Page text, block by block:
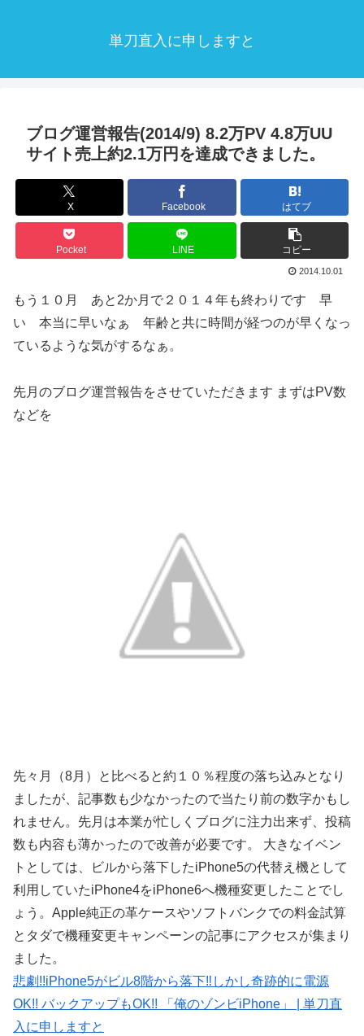
単刀直入に申しますと
ブログ運営報告(2014/9) 8.2万PV 4.8万UU
サイト売上約2.1万円を達成できました。
X Facebook はてブ
Pocket LINE コピー
2014.10.01
もう１０月 あと2か月で２０１４年も終わりです 早
い 本当に早いなぁ 年齢と共に時間が経つのが早くなっ
ているような気がするなぁ。
先月のブログ運営報告をさせていただきます まずはPV数
などを
先々月（8月）と比べると約１０％程度の落ち込みとなり
ましたが、記事数も少なかったので当たり前の数字かもし
れません。先月は本業が忙しくブログに注力出来ず、投稿
数も内容も薄かったので改善が必要です。 大きなイベン
トとしては、ビルから落下したiPhone5の代替え機として
利用していたiPhone4をiPhone6へ機種変更したことでし
ょう。Apple純正の革ケースやソフトバンクでの料金試算
とタダで機種変更キャンペーンの記事にアクセスが集まり
ました。
悲劇!!iPhone5がビル8階から落下‼︎しかし奇跡的に電源
OK!! バックアップもOK!! 「俺のゾンビiPhone」 | 単刀直
入に申しますと